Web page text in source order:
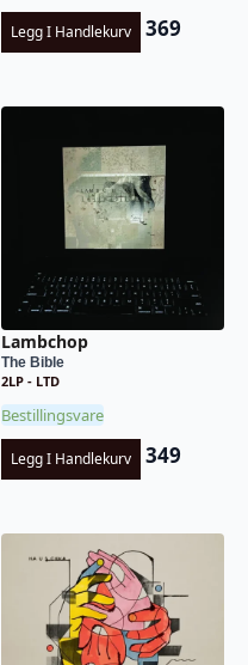
Legg I Handlekurv 369
Lambchop
The Bible
2LP - LTD
Bestillingsvare
Legg I Handlekurv 349